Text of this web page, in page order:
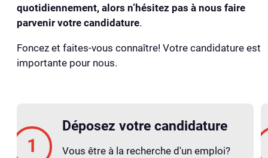
quotidiennement, alors n’hésitez pas à nous faire
parvenir votre candidature.
Foncez et faites-vous connaître! Votre candidature est
importante pour nous.
Déposez votre candidature
Vous être à la recherche d'un emploi?